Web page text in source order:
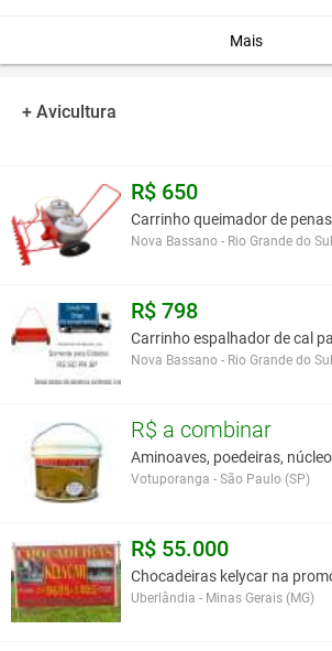
Recém descoberta e aprovados por
bases de 5% de fito hormônio natural, que é
* vitalidade aos pássaros
*penas bonitas e brilhantes
* melhor desempenho sexual
*rápido desenvolvimento da muda de pena
*evita câncer e outras doenças contagiosas
*metabolismo 100% funcionando
Estas sementes ao chegarem no brasil,
processo de seleção, ficando totalmente
proporcionar a melhor nutrição a seus
APRESENTAÇÃO DO PRODUTO: Sementes
VALIDADE DO PRODUTO: 3 anos
Mais
+ Avicultura
R$ 650
Carrinho queimador de
Nova Bassano - Rio Grande do
R$ 798
Carrinho espalhador de cal
Nova Bassano - Rio Grande do
R$ a combinar
Aminoaves, poedeiras,
Votuporanga - São Paulo (SP)
R$ 55.000
Chocadeiras kelycar na
Uberlândia - Minas Gerais (MG)